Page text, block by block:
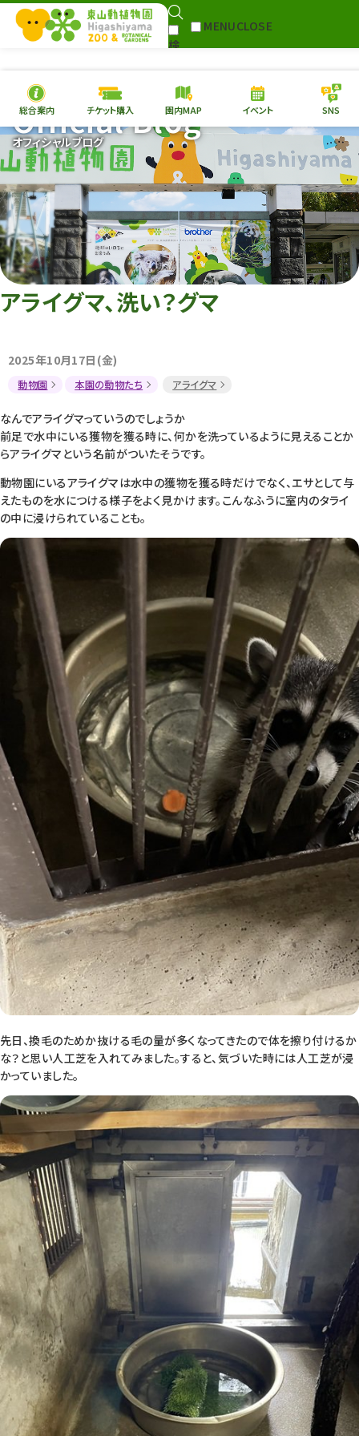
検
MENUCLOSE
本日の開園情報 チケ
園内MAP イベント
総合案内
動物園 植物園
再生プラン
東山動植物園
への支援
環境教育
総合案内 チケット購入 園内MAP イベント SNS
オフィシャルブログ
Official Blog
アライグマ、洗い？グマ
2025年10月17日(金)
動物園 本園の動物たち アライグマ
なんでアライグマっていうのでしょうか
前足で水中にいる獲物を獲る時に、何かを洗っているように見えることか
らアライグマという名前がついたそうです。
動物園にいるアライグマは水中の獲物を獲る時だけでなく、エサとして与
えたものを水につける様子をよく見かけます。こんなふうに室内のタライ
の中に浸けられていることも。
先日、換毛のためか抜ける毛の量が多くなってきたので体を擦り付けるか
な？と思い人工芝を入れてみました。すると、気づいた時には人工芝が浸
かっていました。